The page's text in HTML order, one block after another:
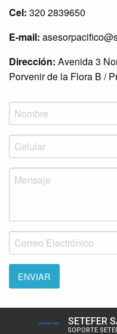
Cel: 320 2839650
E-mail:
Dirección: Avenida 3
Porvenir de la Flora B /